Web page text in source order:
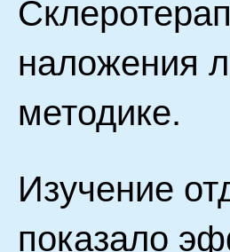
наложения
методике.
Изучение
показало